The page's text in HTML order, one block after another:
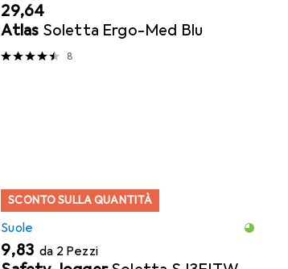
EUR
29,64
Atlas Soletta Ergo-Med Blu
8
SCONTO SULLA QUANTITÀ
Suole
EUR
9,83 da 2 Pezzi